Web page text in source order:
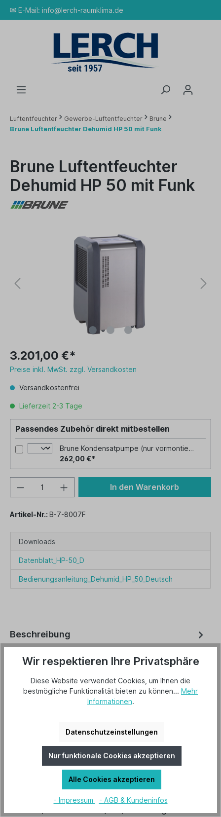
✉ E-Mail: info@lerch-raumklima.de
Luftentfeuchter Gewerbe-Luftentfeuchter
Brune
Brune Luftentfeuchter Dehumid HP 50 mit Funk
Brune Luftentfeuchter
Dehumid HP 50 mit Funk
3.201,00 €*
Preise inkl. MwSt. zzgl. Versandkosten
Versandkostenfrei
Lieferzeit 2-3 Tage
Passendes Zubehör direkt mitbestellen
Brune Kondensatpumpe (nur vormontiert) für HP 50
262,00 €*
In den Warenkorb
Artikel-Nr.: B-7-8007F
Downloads
Datenblatt_HP-50_D
Bedienungsanleitung_Dehumid_HP_50_Deutsch
Beschreibung
Großraumluftentfeuchter/Bautrockner mit
Heißgasabtauung. Mit Funkhygrostat zur
elektronischen…Mehr
Herstellerinformationen
Hersteller "Brune"Mehr lesen
Technische Daten
TECHNISCHE DATEN Maße (B x H x T): 54 x
Wir respektieren Ihre Privatsphäre
Diese Website verwendet Cookies, um Ihnen die
bestmögliche Funktionalität bieten zu können... Mehr
Informationen.
Datenschutzeinstellungen
Nur funktionale Cookies akzeptieren
Alle Cookies akzeptieren
- Impressum - AGB & Kundeninfos